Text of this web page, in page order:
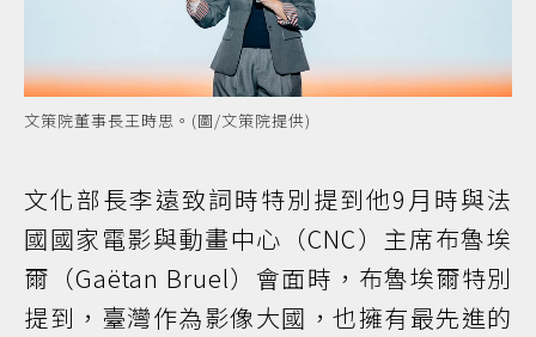
文策院董事長王時思。(圖/文策院提供)
文化部長李遠致詞時特別提到他9月時與法
國國家電影與動畫中心（CNC）主席布魯埃
爾（Gaëtan Bruel）會面時，布魯埃爾特別
提到，臺灣作為影像大國，也擁有最先進的